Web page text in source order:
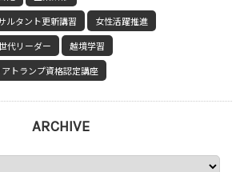
ルタント更新講習 女性活躍推進
代リーダー 越境学習
ランプ資格認定講座
ARCHIVE